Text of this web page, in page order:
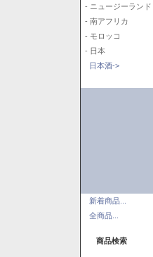
- ニュージーランド
- 南アフリカ
- モロッコ
- 日本
日本酒->
新着商品...
全商品...
商品検索